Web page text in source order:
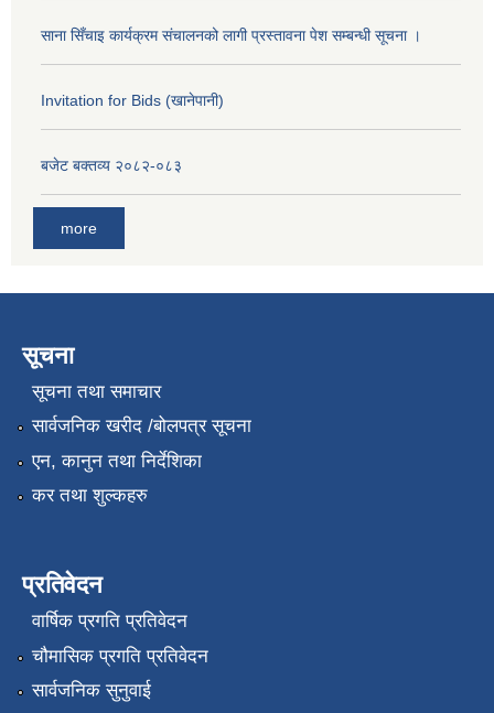
साना सिँचाइ कार्यक्रम संचालनको लागी प्रस्तावना पेश सम्बन्धी सूचना ।
Invitation for Bids (खानेपानी)
बजेट बक्तव्य २०८२-०८३
more
सूचना
सूचना तथा समाचार
सार्वजनिक खरीद /बोलपत्र सूचना
एन, कानुन तथा निर्देशिका
कर तथा शुल्कहरु
प्रतिवेदन
वार्षिक प्रगति प्रतिवेदन
चौमासिक प्रगति प्रतिवेदन
सार्वजनिक सुनुवाई